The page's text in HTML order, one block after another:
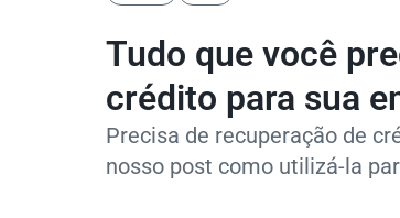
Tudo que você
crédito para sua
Precisa de recuperação de
nosso post como utilizá-la